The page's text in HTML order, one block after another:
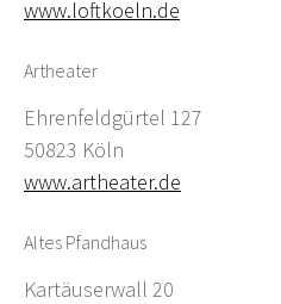
www.loftkoeln.de
Artheater
Ehrenfeldgürtel 127
50823 Köln
www.artheater.de
Altes Pfandhaus
Kartäuserwall 20